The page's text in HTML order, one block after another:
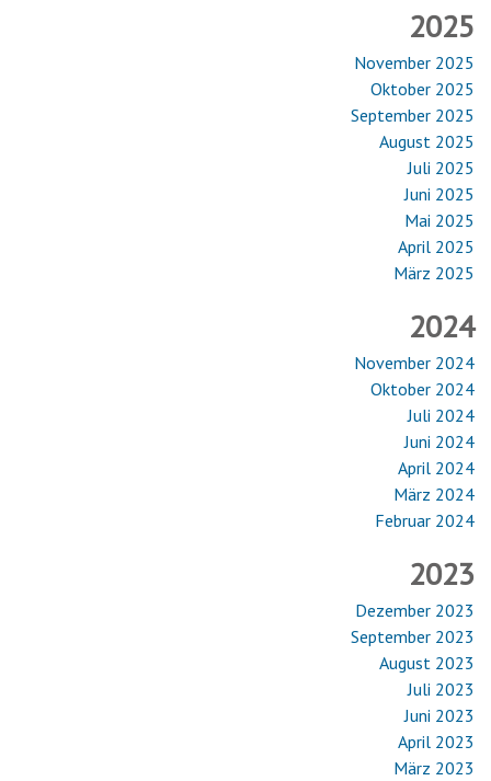
2025
November 2025
Oktober 2025
September 2025
August 2025
Juli 2025
Juni 2025
Mai 2025
April 2025
März 2025
2024
November 2024
Oktober 2024
Juli 2024
Juni 2024
April 2024
März 2024
Februar 2024
2023
Dezember 2023
September 2023
August 2023
Juli 2023
Juni 2023
April 2023
März 2023